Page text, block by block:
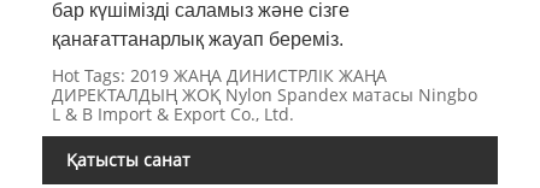
бар күшімізді саламыз және сізге
қанағаттанарлық жауап береміз.
Hot Tags: 2019 ЖАҢА ДИНИСТРЛІК ЖАҢА
ДИРЕКТАЛДЫҢ ЖОҚ Nylon Spandex матасы Ningbo
L & B Import & Export Co., Ltd.
Қатысты санат